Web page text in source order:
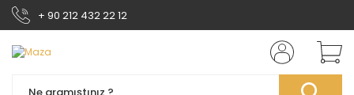
+ 90 212 432 22 12